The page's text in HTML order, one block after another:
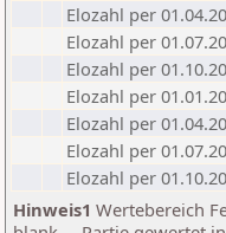
Elozahl per
Elozahl per
Elozahl per
Elozahl per
Elozahl per
Elozahl per
Elozahl per
Hinweis1 Wertebereich